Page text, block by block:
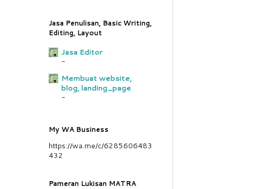
Jasa Penulisan, Basic Writing,
Editing, Layout
Jasa Editor
-
Membuat website,
blog, landing_page
-
My WA Business
https://wa.me/c/6285606483
432
Pameran Lukisan MATRA